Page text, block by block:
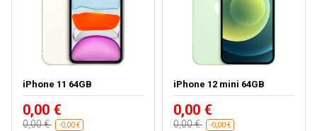
iPhone 11 64GB
0,00 €
0,00 € -0,00 €
iPhone 12 mini 64GB
0,00 €
0,00 € -0,00 €